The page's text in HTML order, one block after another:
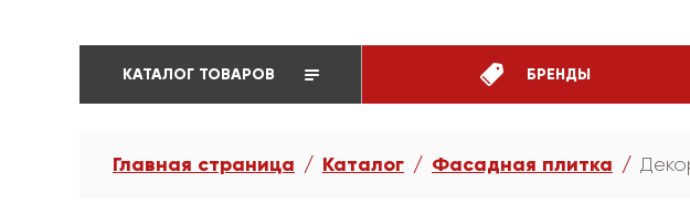
КАТАЛОГ ТОВАРОВ БРЕНДЫ
Главная страница Каталог Фасадная плитка